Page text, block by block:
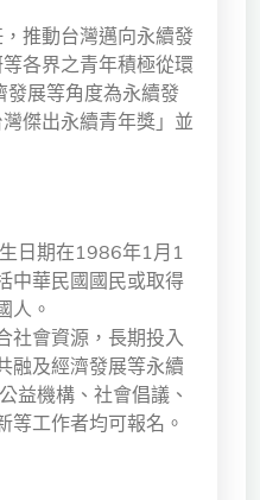
推動台灣邁向永續發
各界之青年積極從環
展等角度為永續發
傑出永續青年獎」並
日期在1986年1月1
中華民國國民或取得
人。
社會資源，長期投入
融及經濟發展等永續
益機構、社會倡議、
等工作者均可報名。